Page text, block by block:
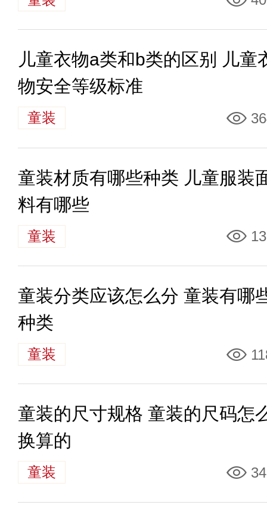
儿童衣物a类和b类的区别 儿童
物安全等级标准
童装
童装材质有哪些种类 儿童服装
料有哪些
童装
童装分类应该怎么分 童装有哪
种类
童装
童装的尺寸规格 童装的尺码怎
换算的
童装